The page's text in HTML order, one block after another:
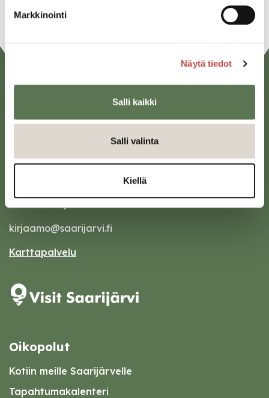
Markkinointi
Näytä tiedot
Salli kaikki
Salli valinta
Kiellä
43100 Saarijärvi
kirjaamo@saarijarvi.fi
Karttapalvelu
Oikopolut
Kotiin meille Saarijärvelle
Tapahtumakalenteri